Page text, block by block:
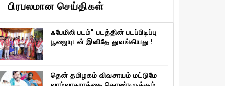
பிரபலமான செய்திகள்
ஃபேமிலி படம்” படத்தின் படப்பிடிப்பு
பூஜையுடன் இனிதே துவங்கியது !
தென் தமிழகம் விவசாயம் மட்டுமே